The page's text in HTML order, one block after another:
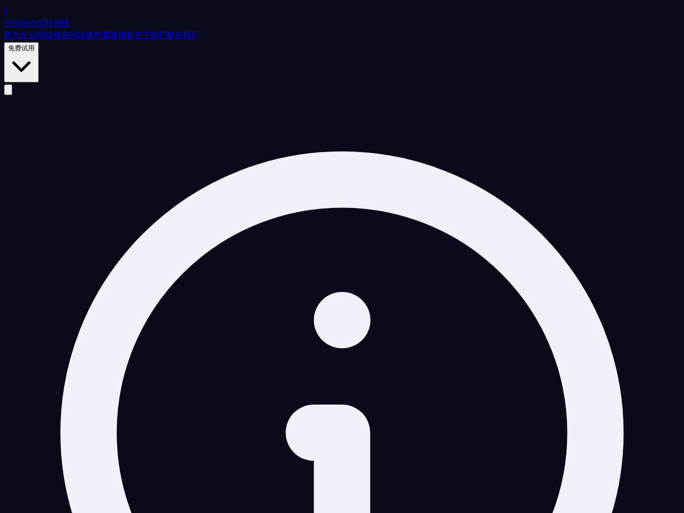
Y
YolkWeb优科网络
首页企业网站电商网站城市覆盖博客关于我们联系我们
免费试用